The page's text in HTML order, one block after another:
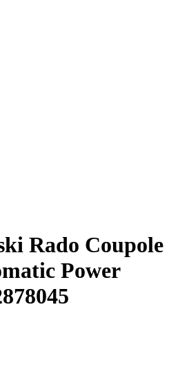
Rado Coupole
Power